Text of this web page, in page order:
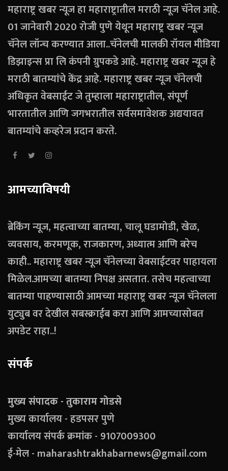
महाराष्ट्र खबर न्यूज हा महाराष्ट्रातील मराठी न्यूज चॅनेल आहे.
01 जानेवारी 2020 रोजी पुणे येथून महाराष्ट्र खबर न्यूज
चॅनेल लॉन्च करण्यात आला..चॅनेलची मालकी रॉयल मीडिया
डिझाइन्स प्रा लि कंपनी ग्रुपकडे आहे. महाराष्ट्र खबर न्यूज हे
मराठी बातम्यांचे केंद्र आहे. महाराष्ट्र खबर न्यूज चॅनेलची
अधिकृत वेबसाईट जे तुम्हाला महाराष्ट्रातील, संपूर्ण
भारतातील आणि जगभरातील सर्वसमावेशक अद्ययावत
बातम्यांचे कव्हरेज प्रदान करते.
आमच्याविषयी
ब्रेकिंग न्यूज, महत्वाच्या बातम्या, चालू घडामोडी, खेळ,
व्यवसाय, करमणूक, राजकारण, अध्यात्म आणि बरेच
काही.. महाराष्ट्र खबर न्यूज चॅनेलच्या वेबसाईटवर पाहायला
मिळेल.आमच्या बातम्या निपक्ष असतात. तसेच महत्वाच्या
बातम्या पाहण्यासाठी आमच्या महाराष्ट्र खबर न्यूज चॅनेलला
युट्युब वर देखील सबस्क्राईब करा आणि आमच्यासोबत
अपडेट राहा..!
संपर्क
मुख्य संपादक - तुकाराम गोडसे
मुख्य कार्यालय - हडपसर पुणे
कार्यालय संपर्क क्रमांक - 9107009300
ई-मेल - maharashtrakhabarnews@gmail.com